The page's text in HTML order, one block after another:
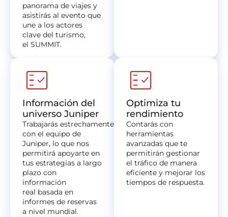
panorama de viajes y
asistirás al evento que
une a los actores
clave del turismo,
el SUMMIT.
fact_check
Información del
universo Juniper
Trabajarás estrechamente
con el equipo de
Juniper, lo que nos
permitirá apoyarte en
tus estrategias a largo
plazo con
información
real basada en
informes de reservas
a nivel mundial.
fact_check
Optimiza tu
rendimiento
Contarás con
herramientas
avanzadas que te
permitirán gestionar
el tráfico de manera
eficiente y mejorar los
tiempos de respuesta.